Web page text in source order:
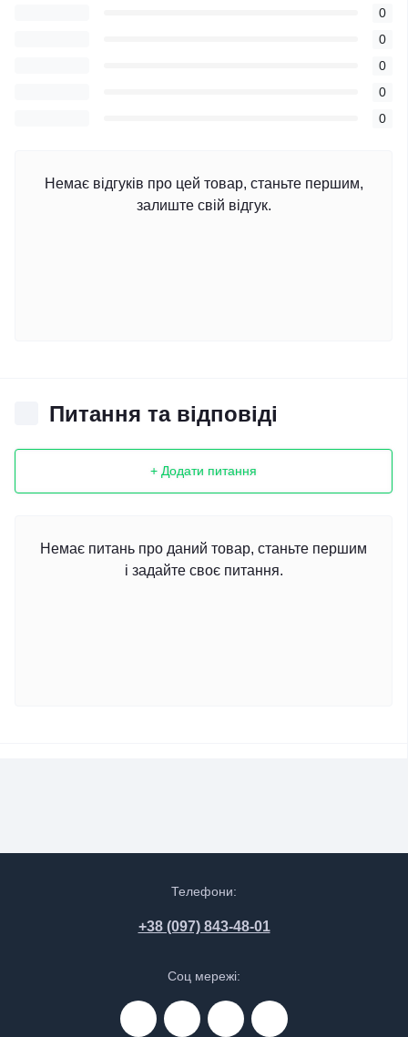
0
0
0
0
0
Немає відгуків про цей товар, станьте першим,
залиште свій відгук.
Питання та відповіді
+ Додати питання
Немає питань про даний товар, станьте першим
і задайте своє питання.
Телефони:
+38 (097) 843-48-01
Соц мережі: